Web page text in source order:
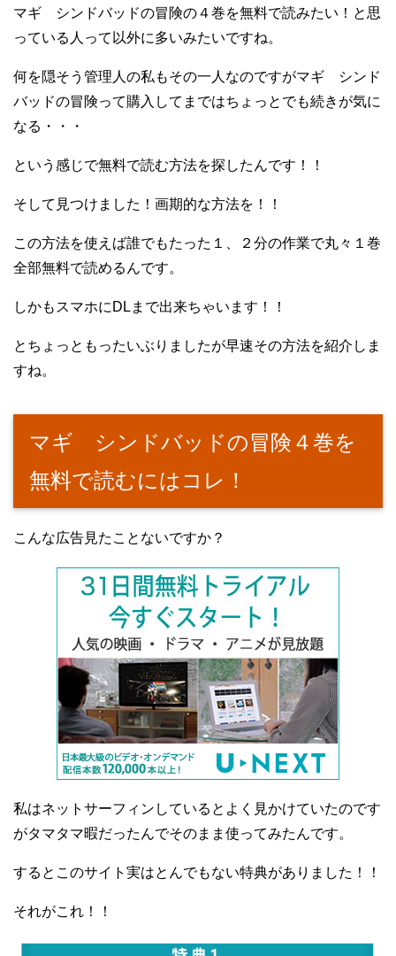
マギ シンドバッドの冒険の４巻を無料で読みたい！と思
っている人って以外に多いみたいですね。
何を隠そう管理人の私もその一人なのですがマギ シンド
バッドの冒険って購入してまではちょっとでも続きが気に
なる・・・
という感じで無料で読む方法を探したんです！！
そして見つけました！画期的な方法を！！
この方法を使えば誰でもたった１、２分の作業で丸々１巻
全部無料で読めるんです。
しかもスマホにDLまで出来ちゃいます！！
とちょっともったいぶりましたが早速その方法を紹介しま
すね。
マギ シンドバッドの冒険４巻を
無料で読むにはコレ！
こんな広告見たことないですか？
私はネットサーフィンしているとよく見かけていたのです
がタマタマ暇だったんでそのまま使ってみたんです。
するとこのサイト実はとんでもない特典がありました！！
それがこれ！！